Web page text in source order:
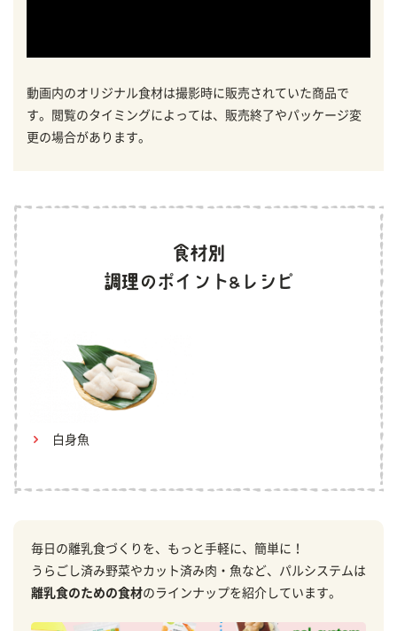
動画内のオリジナル食材は撮影時に販売されていた商品で
す。閲覧のタイミングによっては、販売終了やパッケージ変
更の場合があります。
白身魚
毎日の離乳食づくりを、もっと手軽に、簡単に！
うらごし済み野菜やカット済み肉・魚など、パルシステムは
離乳食のための食材のラインナップを紹介しています。